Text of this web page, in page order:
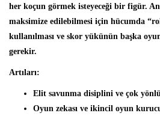
her koçun görmek isteyeceği bir figür.
maksimize edilebilmesi için hücumda
kullanılması ve skor yükünün başka
gerekir.
Artıları:
Elit savunma disiplini ve çok
Oyun zekası ve ikincil oyun